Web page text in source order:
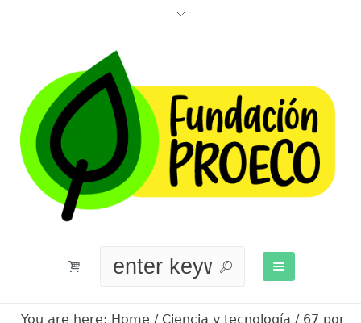
You are here: Home / Ciencia y tecnología / 67 por